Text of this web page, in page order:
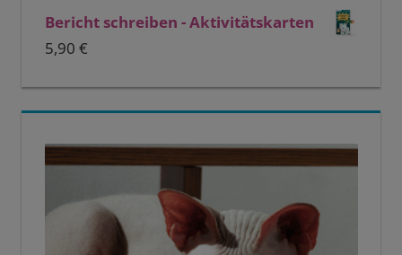
Bericht schreiben - Aktivitätskarten
5,90 €